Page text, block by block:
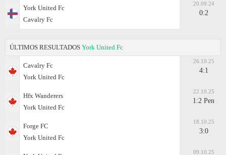
York United Fc
Cavalry Fc
20.09.24
0:2
ÚLTIMOS RESULTADOS York United Fc
Cavalry Fc
York United Fc
26.10.25
4:1
Hfx Wanderers
York United Fc
22.10.25
1:2 Pen
Forge FC
York United Fc
18.10.25
3:0
09.10.25